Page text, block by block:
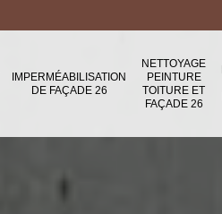
IMPERMÉABILISATION
DE FAÇADE 26
NETTOYAGE
PEINTURE
TOITURE ET
FAÇADE 26